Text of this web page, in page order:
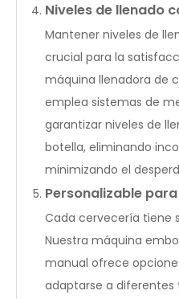
Niveles de llenado
Mantener niveles de
crucial para la
máquina llenadora de
emplea sistemas de
garantizar niveles de
botella, eliminando
minimizando el
Personalizable
Cada cervecería tiene
Nuestra máquina
manual ofrece
adaptarse a diferentes